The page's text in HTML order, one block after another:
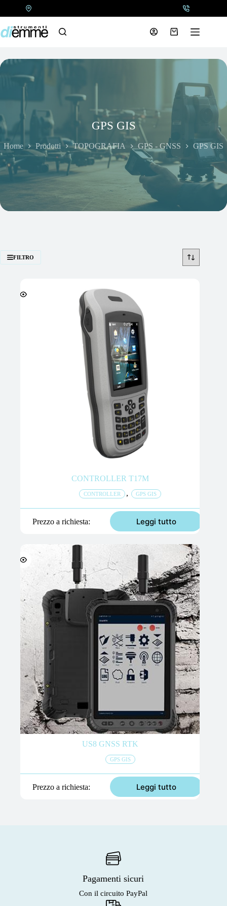
Carrello
GPS GIS
Home Prodotti TOPOGRAFIA GPS - GNSS GPS GIS
FILTRO
CONTROLLER T17M
CONTROLLER , GPS GIS
Prezzo a richiesta Leggi tutto
US8 GNSS RTK
GPS GIS
Prezzo a richiesta Leggi tutto
Pagamenti sicuri
Con il circuito PayPal